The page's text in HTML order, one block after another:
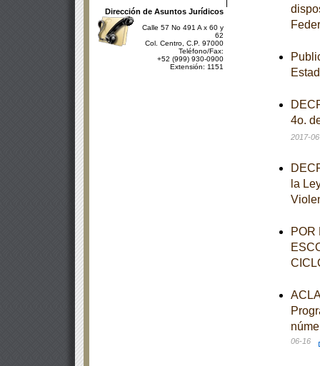
Dirección de Asuntos Jurídicos
Calle 57 No 491 A x 60 y
62
Col. Centro, C.P. 97000
Teléfono/Fax:
+52 (999) 930-0900
Extensión: 1151
4o.
2017-
la
POR
06-16